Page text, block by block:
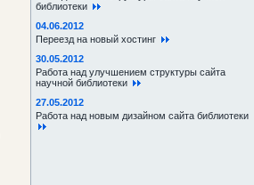
библиотеки
04.06.2012
Переезд на новый хостинг
30.05.2012
Работа над улучшением структуры сайта
научной библиотеки
27.05.2012
Работа над новым дизайном сайта библиотеки